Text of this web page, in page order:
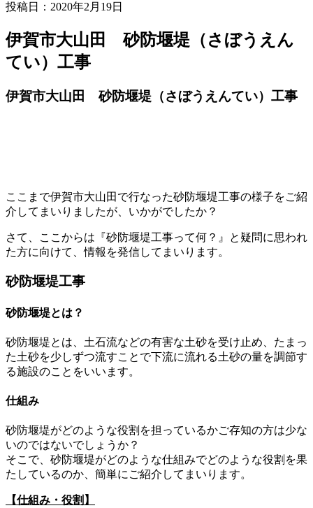
投稿日：2020年2月19日
伊賀市大山田 砂防堰堤（さぼうえん
てい）工事
伊賀市大山田 砂防堰堤（さぼうえんてい）工事
ここまで伊賀市大山田で行なった砂防堰堤工事の様子をご紹
介してまいりましたが、いかがでしたか？
さて、ここからは『砂防堰堤工事って何？』と疑問に思われ
た方に向けて、情報を発信してまいります。
砂防堰堤工事
砂防堰堤とは？
砂防堰堤とは、土石流などの有害な土砂を受け止め、たまっ
た土砂を少しずつ流すことで下流に流れる土砂の量を調節す
る施設のことをいいます。
仕組み
砂防堰堤がどのような役割を担っているかご存知の方は少な
いのではないでしょうか？
そこで、砂防堰堤がどのような仕組みでどのような役割を果
たしているのか、簡単にご紹介してまいります。
【仕組み・役割】